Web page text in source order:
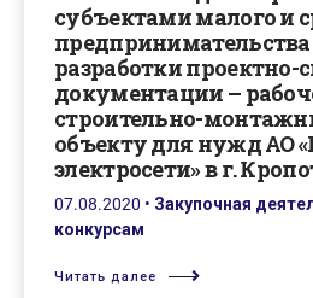
субъектами малого и
разработки проектно-
документации –
строительно-
объекту для нужд АО
электросети» в г.
07.08.2020 • Закупочная
конкурсам
Читать далее